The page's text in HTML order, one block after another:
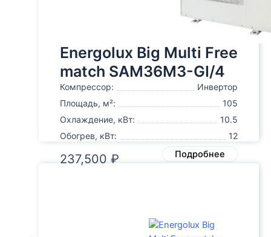
Energolux Big Multi Free
match SAM36M3-GI/4
Компрессор:
Инвертор
Площадь, м²:
105
Охлаждение, кВт:
10.5
Обогрев, кВт:
12
237,500 ₽ Подробнее